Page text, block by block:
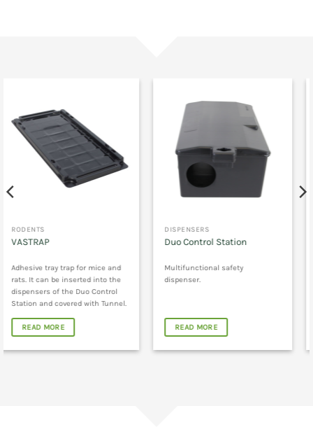
DISPENSERS
Duo Control Station
Multifunctional safety
dispenser.
READ MORE
DISPENSERS
HARD RAT STAINLESS
Safety dispenser indicated for
rodent control interventions in
READ MORE